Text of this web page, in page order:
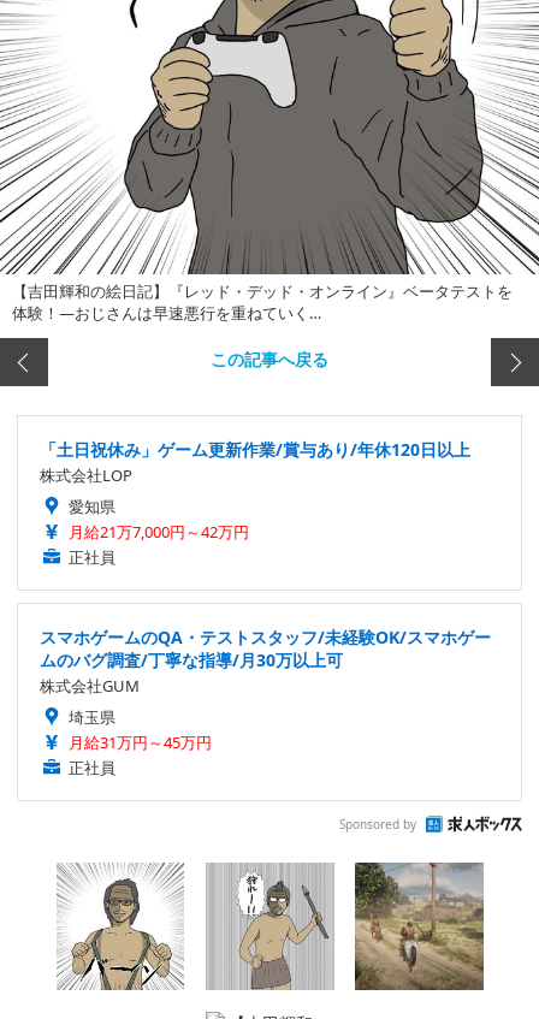
【吉田輝和の絵日記】『レッド・デッド・オンライン』ベータテストを
体験！―おじさんは早速悪行を重ねていく…
この記事へ戻る
「土日祝休み」ゲーム更新作業/賞与あり/年休120日以上
株式会社LOP
愛知県
月給21万7,000円～42万円
正社員
スマホゲームのQA・テストスタッフ/未経験OK/スマホゲー
ムのバグ調査/丁寧な指導/月30万以上可
株式会社GUM
埼玉県
月給31万円～45万円
正社員
Sponsored by